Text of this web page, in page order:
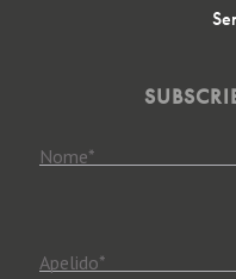
Nome*
Apelido*